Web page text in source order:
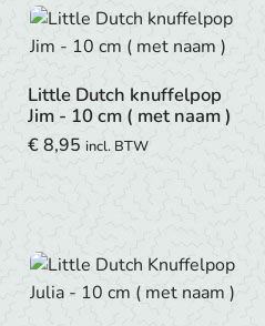
Little Dutch knuffelpop
Jim - 10 cm ( met naam )
€8,95 incl. BTW